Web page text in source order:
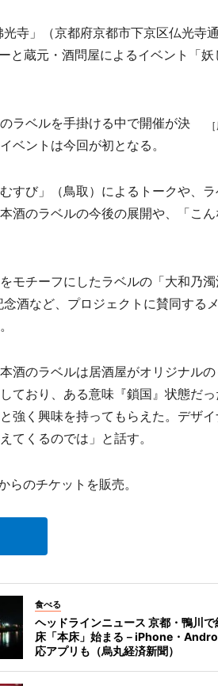
寺」（京都府京都市下京区仏光寺
蔵元・酒問屋によるイベント「妖
ラベルを手掛ける中で開催が決
ベントは今回が初となる。
すび」（鳥取）によるトークや、
酒のラベルの今後の展開や、「こん
モチーフにしたラベルの「大和乃
酒など、プロジェクトに賛同する
酒のラベルは居酒屋がオリジナル
ており、ある意味『鎖国』状態だっ
強く興味を持ってもらえた。デザイ
てくるのでは」と話す。
のチケットを販売。
食べる
ヘッドラインニュース 京都・鴨川で
床「本床」始まる－iPhone・
応アプリも（烏丸経済新聞）